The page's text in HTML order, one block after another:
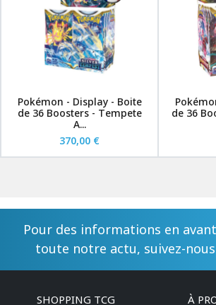
Pokémon - Display - Boite
de 36 Boosters - Tempete
A...
370,00 €
de 36
Pour des informations en
toute notre actu, suivez-
SHOPPING TCG À